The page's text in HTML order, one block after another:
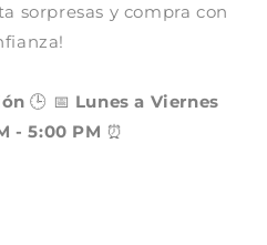
sorpresas y compra con
🕒 📅 Lunes a Viernes
- 5:00 PM ⏰